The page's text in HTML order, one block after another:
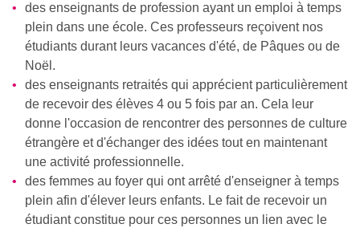
des enseignants de profession ayant un emploi à temps
plein dans une école. Ces professeurs reçoivent nos
étudiants durant leurs vacances d'été, de Pâques ou de
Noël.
des enseignants retraités qui apprécient particulièrement
de recevoir des élèves 4 ou 5 fois par an. Cela leur
donne l'occasion de rencontrer des personnes de culture
étrangère et d'échanger des idées tout en maintenant
une activité professionnelle.
des femmes au foyer qui ont arrêté d'enseigner à temps
plein afin d'élever leurs enfants. Le fait de recevoir un
étudiant constitue pour ces personnes un lien avec le